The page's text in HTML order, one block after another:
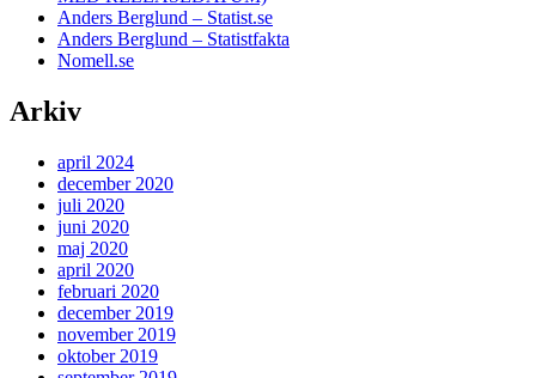
Anders Berglund – Statist.se
Anders Berglund – Statistfakta
Nomell.se
Arkiv
april 2024
december 2020
juli 2020
juni 2020
maj 2020
april 2020
februari 2020
december 2019
november 2019
oktober 2019